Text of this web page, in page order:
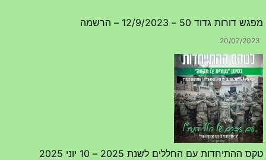
מפגש דורות גדוד 50 – 12/9/2023 – הרשמה
20/07/2023
טקס ההתיחדות עם החללים לשנת 2025 – 10 יוני 2025